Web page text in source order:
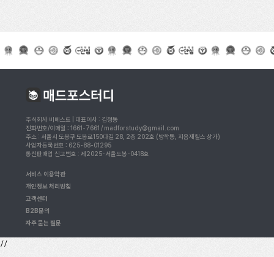
주식회사 비베스트 | 대표이사 : 김정동
전화번호/이메일 : 1661-7661 / madforstudy@gmail.com
주소 : 서울시 도봉구 도봉로150다길 28, 2층 202호 (방학동, 지음재힐스 상가)
사업자등록번호 : 625-88-01295
통신판매업 신고번호 : 제2025-서울도봉-0418호
서비스 이용약관
개인정보 처리방침
고객센터
B2B문의
자주 묻는 질문
//